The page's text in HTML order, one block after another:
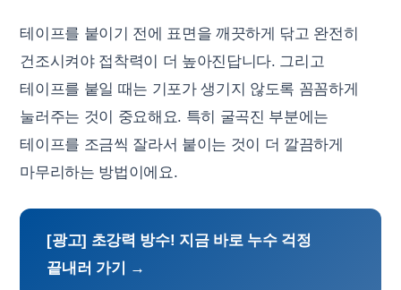
테이프를 붙이기 전에 표면을 깨끗하게 닦고 완전히
건조시켜야 접착력이 더 높아진답니다. 그리고
테이프를 붙일 때는 기포가 생기지 않도록 꼼꼼하게
눌러주는 것이 중요해요. 특히 굴곡진 부분에는
테이프를 조금씩 잘라서 붙이는 것이 더 깔끔하게
마무리하는 방법이에요.
[광고] 초강력 방수! 지금 바로 누수 걱정
끝내러 가기 →